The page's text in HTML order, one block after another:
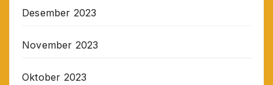
Desember 2023
November 2023
Oktober 2023